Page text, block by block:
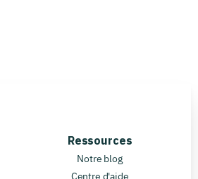
Ressources
Notre blog
Centre d'aide